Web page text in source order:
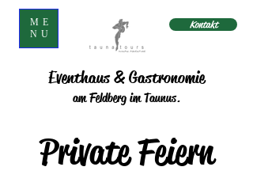
ME
NU
Kontakt
Eventhaus & Gastronomie
am Feldberg im Taunus.
Private Feiern